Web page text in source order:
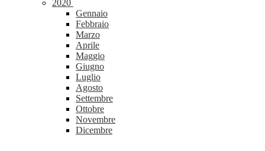
2020
Gennaio
Febbraio
Marzo
Aprile
Maggio
Giugno
Luglio
Agosto
Settembre
Ottobre
Novembre
Dicembre